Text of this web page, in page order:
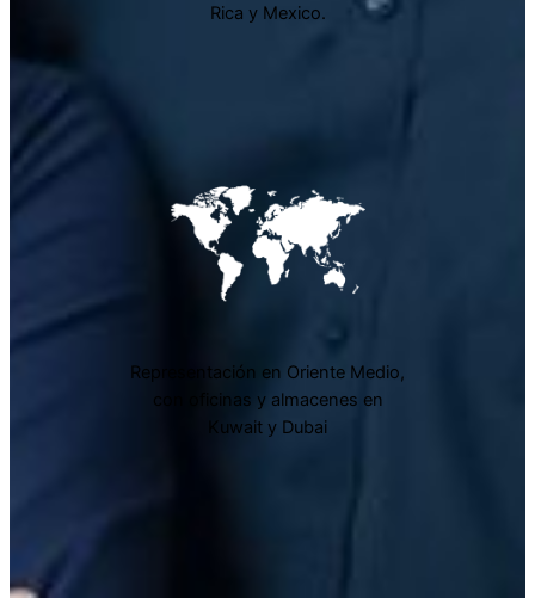
Rica y Mexico.
Representación en Oriente Medio,
con oficinas y almacenes en
Kuwait y Dubai